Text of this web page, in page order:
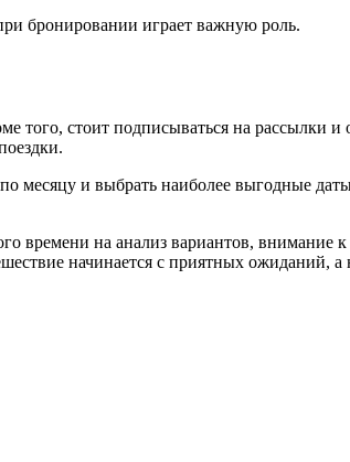
бронировании играет важную роль.
того, стоит подписываться на рассылки
и выбрать наиболее выгодные
времени на анализ вариантов, внимание
начинается с приятных ожиданий,